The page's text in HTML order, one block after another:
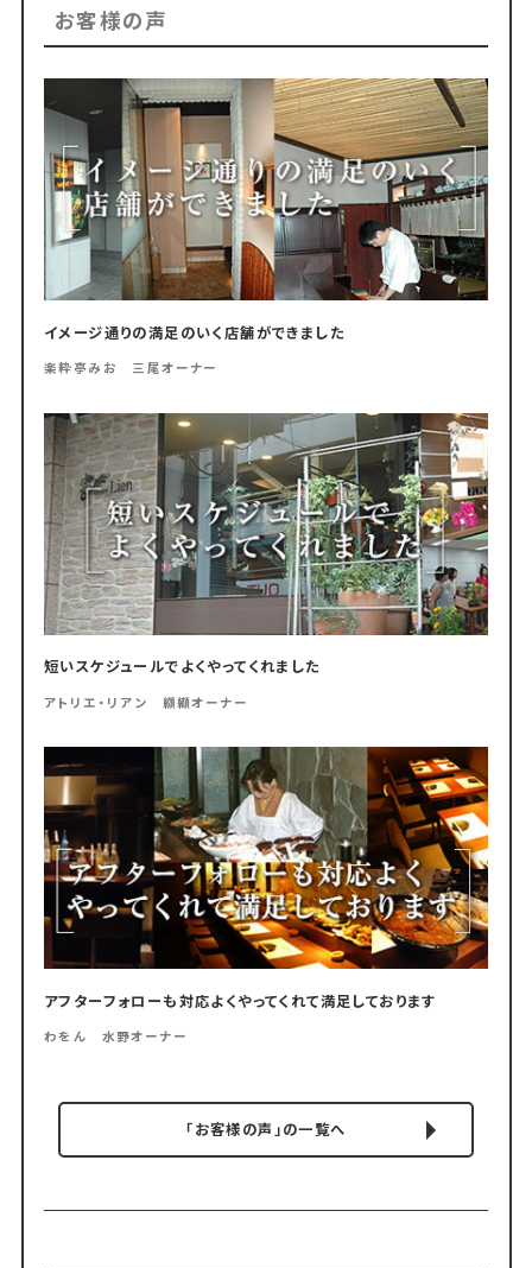
お客様の声
イメージ通りの満足のいく店舗ができました
楽粋亭みお 三尾オーナー
短いスケジュールでよくやってくれました
アトリエ・リアン 纐纈オーナー
アフターフォローも対応よくやってくれて満足しております
わをん 水野オーナー
「お客様の声」の一覧へ